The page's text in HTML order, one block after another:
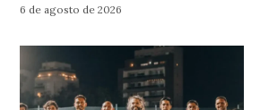
6 de agosto de 2026